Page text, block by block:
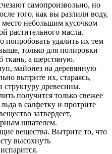
самопроизвольно, но
того, как вы разлили воду,
место небольшим кусочком
растительного масла.
удалить их тем
только для полировки
ткань, а шерстяную.
майонез на деревянную
вытрите их, стараясь,
структуру древесины.
получится только свежее
в салфетку и протрите
затвердеет,
шпателем.
вещества. Вытрите то, что
высохнуть